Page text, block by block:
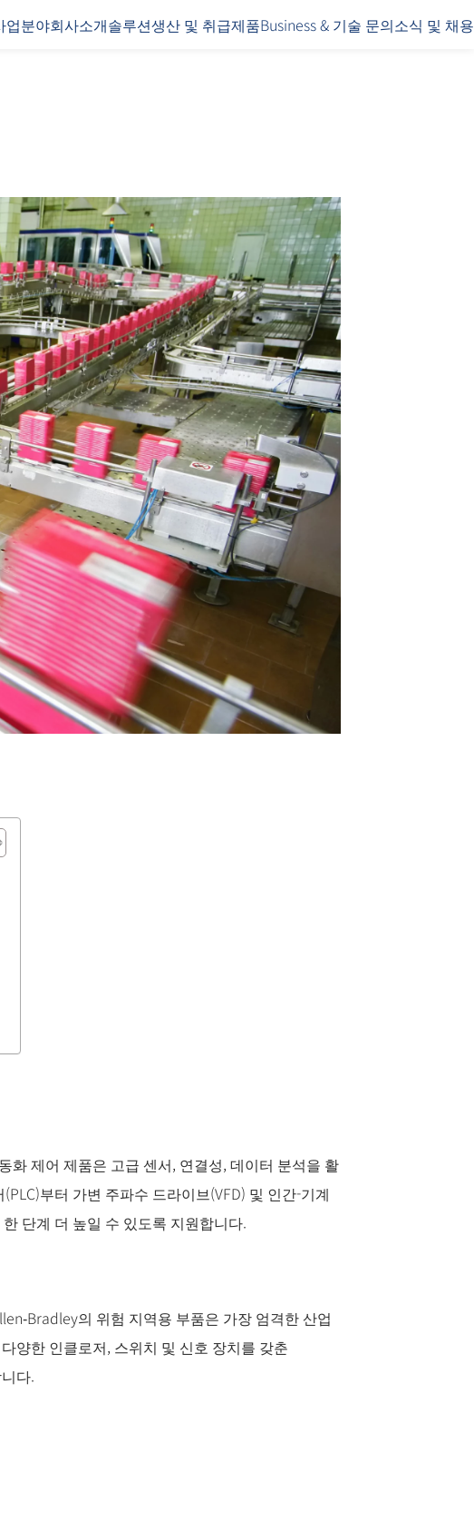
업분야회사소개솔루션생산 및 취급제품Business & 기술 문의소식 및 채용
화 제어 제품은 고급 센서, 연결성, 데이터 분석을 활
부터 가변 주파수 드라이브(VFD) 및 인간-기계
단계 더 높일 수 있도록 지원합니다.
의 위험 지역용 부품은 가장 엄격한 산업
양한 인클로저, 스위치 및 신호 장치를 갖춘
다.